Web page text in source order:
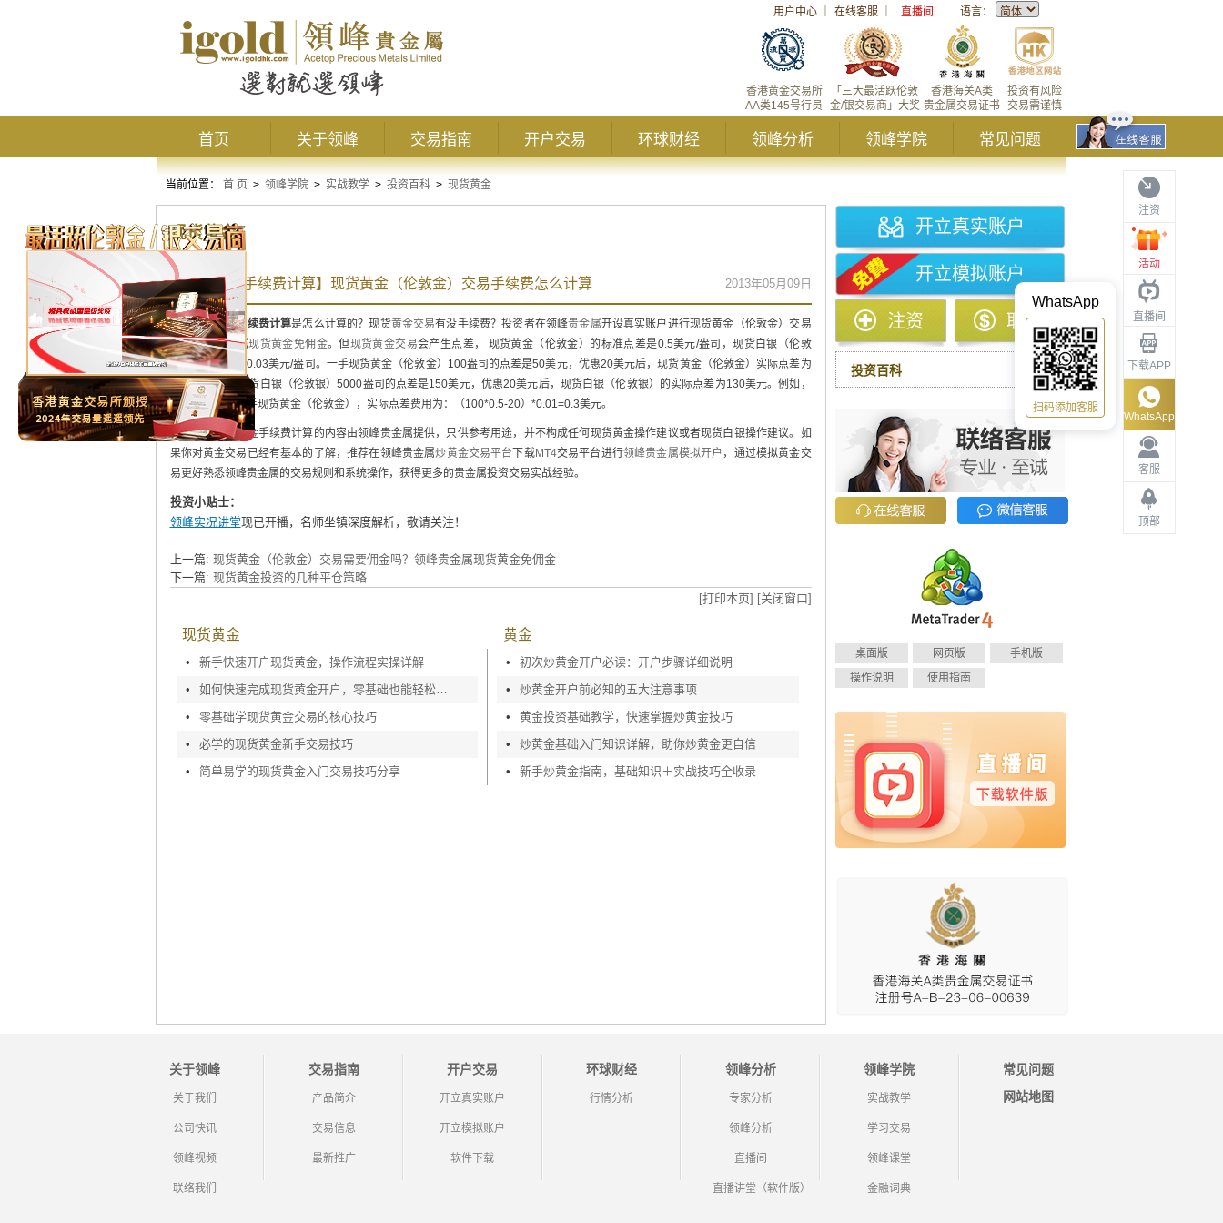
用户中心 在线客服 直播间 语言：
投资有风险
交易需谨慎
香港海关A类
贵金属交易证书
「三大最活跃伦敦
金/银交易商」大奖
香港黄金交易所
AA类145号行员
首页 关于领峰 交易指南 开户交易 环球财经 领峰分析 领峰学院 常见问题
注资
活动
直播间
下载APP
客服
顶部
WhatsApp
WhatsApp
扫码添加客服
当前位置： 首 页 > 领峰学院 > 实战教学 > 投资百科 > 现货黄金
现货黄金
【现货黄金手续费计算】现货黄金（伦敦金）交易手续费怎么计算 2013年05月09日
现货黄金手续费计算是怎么计算的？现货黄金交易有没手续费？投资者在领峰贵金属开设真实账户进行现货黄金（伦敦金）交易
时，领峰贵金属现货黄金免佣金。但现货黄金交易会产生点差， 现货黄金（伦敦金）的标准点差是0.5美元/盎司，现货白银（伦敦
银）标准点差是0.03美元/盎司。一手现货黄金（伦敦金）100盎司的点差是50美元，优惠20美元后，现货黄金（伦敦金）实际点差为
30美元。一手现货白银（伦敦银）5000盎司的点差是150美元，优惠20美元后，现货白银（伦敦银）的实际点差为130美元。例如，
投资者买入0.01手现货黄金（伦敦金），实际点差费用为：（100*0.5-20）*0.01=0.3美元。
以上现货黄金手续费计算的内容由领峰贵金属提供，只供参考用途，并不构成任何现货黄金操作建议或者现货白银操作建议。如
果你对黄金交易已经有基本的了解，推荐在领峰贵金属炒黄金交易平台 下载MT4交易平台进行领峰贵金属模拟开户 ，通过模拟黄金交
易更好熟悉领峰贵金属的交易规则和系统操作，获得更多的贵金属投资交易实战经验。
投资小贴士：
领峰实况讲堂现已开播，名师坐镇深度解析，敬请关注！
上一篇: 现货黄金（伦敦金）交易需要佣金吗？领峰贵金属现货黄金免佣金
下一篇: 现货黄金投资的几种平仓策略
[打印本页] [关闭窗口]
现货黄金
•
新手快速开户现货黄金，操作流程实操详解
•
如何快速完成现货黄金开户，零基础也能轻松上手
•
零基础学现货黄金交易的核心技巧
•
必学的现货黄金新手交易技巧
•
简单易学的现货黄金入门交易技巧分享
黄金
•
初次炒黄金开户必读：开户步骤详细说明
•
炒黄金开户前必知的五大注意事项
•
黄金投资基础教学，快速掌握炒黄金技巧
•
炒黄金基础入门知识详解，助你炒黄金更自信
•
新手炒黄金指南，基础知识＋实战技巧全收录
开立真实账户
开立模拟账户
注资 取款
投资百科
桌面版 网页版
手机版
操作说明
使用指南
关于领峰
关于我们
公司快讯
领峰视频
联络我们
交易指南
产品简介
交易信息
最新推广
开户交易
开立真实账户
开立模拟账户
软件下载
环球财经
行情分析
领峰分析
专家分析
领峰分析
直播间
直播讲堂（软件版）
领峰学院
实战教学
学习交易
领峰课堂
金融词典
常见问题
网站地图